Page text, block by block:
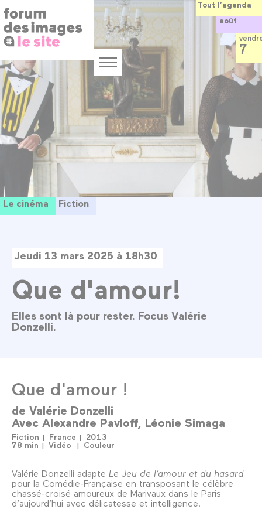
Panneau de gestion des cookies
au
contenu
principal
Menu
Le cinéma Fiction
Jeudi 13 mars 2025 à 18h30
Que d'amour!
Elles sont là pour rester. Focus Valérie
Donzelli.
Que d'amour !
de Valérie Donzelli
Avec Alexandre Pavloff Léonie Simaga
Fiction France
2013
78 min
Vidéo Couleur
Valérie Donzelli adapte Le Jeu de l’amour et du hasard
pour la Comédie-Française en transposant le célèbre
chassé-croisé amoureux de Marivaux dans le Paris
d’aujourd’hui avec délicatesse et intelligence.
Tout l’agenda
août
7